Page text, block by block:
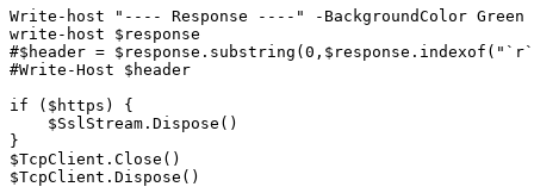
Write-host "---- Response ----" -BackgroundColor Green
write-host $response
#$header =
#Write-Host $header
if ($https) {
    $SslStream.Dispose()
}
$TcpClient.Close()
$TcpClient.Dispose()